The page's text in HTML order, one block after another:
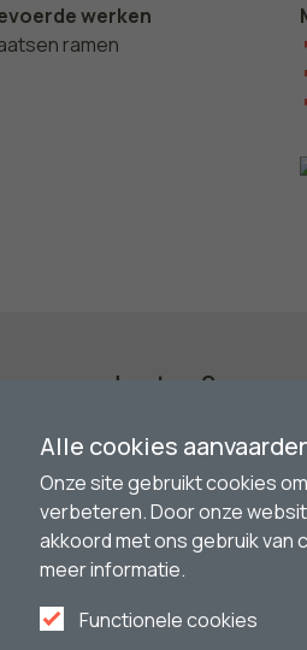
werken
ramen
producten?
Alle cookies
Onze site gebruikt cookies
verbeteren. Door onze
akkoord met ons gebruik van
meer informatie.
Functionele cookies